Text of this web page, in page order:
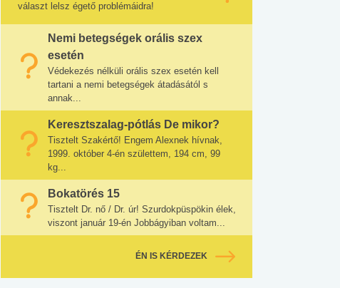
választ lelsz égető problémáidra!
Nemi betegségek orális szex
esetén
Védekezés nélküli orális szex esetén kell
tartani a nemi betegségek átadásától s
annak...
Keresztszalag-pótlás De mikor?
Tisztelt Szakértő! Engem Alexnek hívnak,
1999. október 4-én születtem, 194 cm, 99
kg...
Bokatörés 15
Tisztelt Dr. nő / Dr. úr! Szurdokpüspökin élek,
viszont január 19-én Jobbágyiban voltam...
ÉN IS KÉRDEZEK